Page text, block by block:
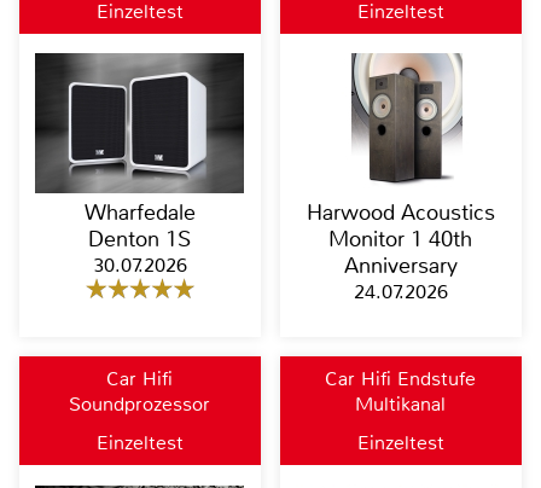
Einzeltest
Wharfedale
Denton 1S
30.07.2026
Einzeltest
Harwood Acoustics
Monitor 1 40th
Anniversary
24.07.2026
Car Hifi
Soundprozessor
Einzeltest
Car Hifi Endstufe
Multikanal
Einzeltest